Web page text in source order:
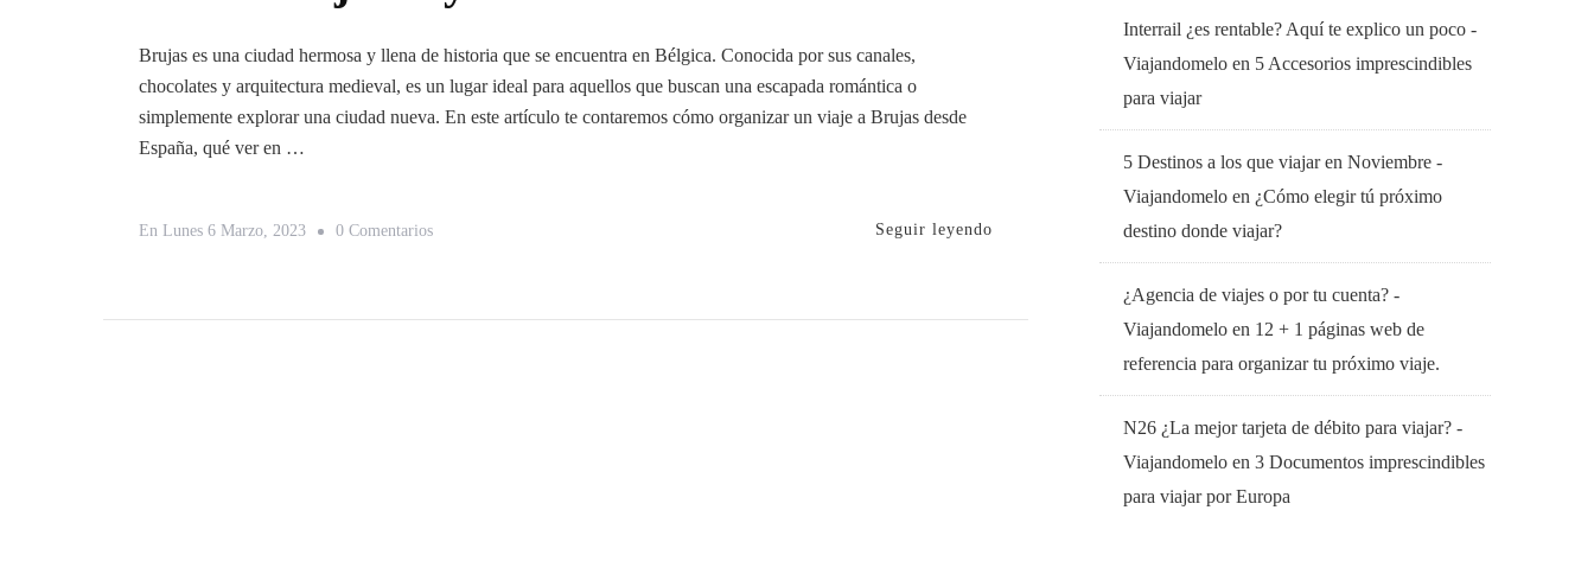
Brujas es una ciudad hermosa y llena de historia que se encuentra en Bélgica. Conocida por sus canales,
chocolates y arquitectura medieval, es un lugar ideal para aquellos que buscan una escapada romántica o
simplemente explorar una ciudad nueva. En este artículo te contaremos cómo organizar un viaje a Brujas desde
España, qué ver en …
En Lunes 6 Marzo, 2023 0 ComentariosEn
Seguir leyendo
Interrail ¿es rentable? Aquí te explico un poco -
Viajandomelo en 5 Accesorios imprescindibles
para viajar
5 Destinos a los que viajar en Noviembre -
Viajandomelo en ¿Cómo elegir tú próximo
destino donde viajar?
¿Agencia de viajes o por tu cuenta? -
Viajandomelo en 12 + 1 páginas web de
referencia para organizar tu próximo viaje.
N26 ¿La mejor tarjeta de débito para viajar? -
Viajandomelo en 3 Documentos imprescindibles
para viajar por Europa